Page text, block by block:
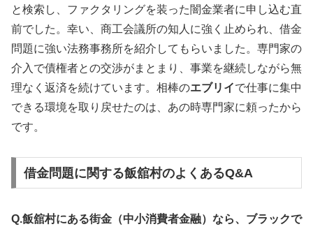
と検索し、ファクタリングを装った闇金業者に申し込む直
前でした。幸い、商工会議所の知人に強く止められ、借金
問題に強い法務事務所を紹介してもらいました。専門家の
介入で債権者との交渉がまとまり、事業を継続しながら無
理なく返済を続けています。相棒のエブリイで仕事に集中
できる環境を取り戻せたのは、あの時専門家に頼ったから
です。
借金問題に関する飯舘村のよくあるQ&A
Q.飯舘村にある街金（中小消費者金融）なら、ブラックで